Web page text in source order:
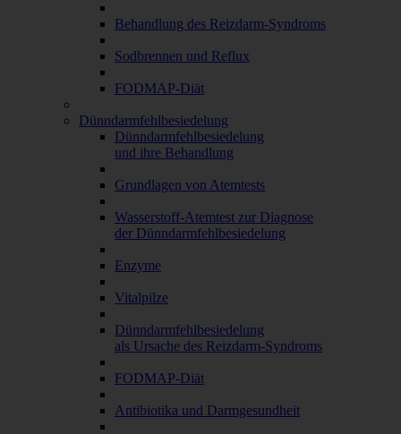
Behandlung des Reizdarm-Syndroms
Sodbrennen und Reflux
FODMAP-Diät
Dünndarmfehlbesiedelung
Dünndarmfehlbesiedelung
und ihre Behandlung
Grundlagen von Atemtests
Wasserstoff-Atemtest zur Diagnose
der Dünndarmfehlbesiedelung
Enzyme
Vitalpilze
Dünndarmfehlbesiedelung
als Ursache des Reizdarm-Syndroms
FODMAP-Diät
Antibiotika und Darmgesundheit